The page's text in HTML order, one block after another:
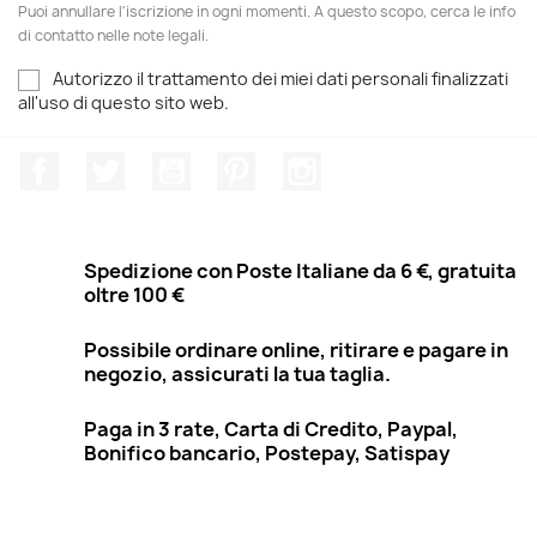
Puoi annullare l'iscrizione in ogni momenti. A questo scopo, cerca le info
di contatto nelle note legali.
Autorizzo il trattamento dei miei dati personali finalizzati
all'uso di questo sito web.
Spedizione con Poste Italiane da 6 €, gratuita
oltre 100 €
Possibile ordinare online, ritirare e pagare in
negozio, assicurati la tua taglia.
Paga in 3 rate, Carta di Credito, Paypal,
Bonifico bancario, Postepay, Satispay